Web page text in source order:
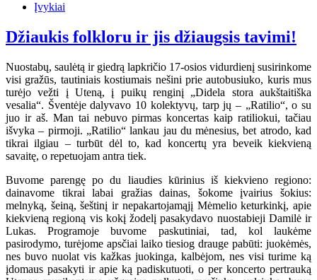
Įvykiai
Džiaukis folkloru ir jis džiaugsis tavimi!
Nuostabų, saulėtą ir giedrą lapkričio 17-osios vidurdienį susirinkome
visi gražūs, tautiniais kostiumais nešini prie autobusiuko, kuris mus
turėjo vežti į Uteną, į puikų renginį „Didela stora aukštaitiška
vesalia“. Šventėje dalyvavo 10 kolektyvų, tarp jų – „Ratilio“, o su
juo ir aš. Man tai nebuvo pirmas koncertas kaip ratiliokui, tačiau
išvyka – pirmoji. „Ratilio“ lankau jau du mėnesius, bet atrodo, kad
tikrai ilgiau – turbūt dėl to, kad koncertų yra beveik kiekvieną
savaitę, o repetuojam antra tiek.
Buvome parengę po du liaudies kūrinius iš kiekvieno regiono:
dainavome tikrai labai gražias dainas, šokome įvairius šokius:
melnyką, šeiną, šeštinį ir nepakartojamąjį Mėmelio keturkinkį, apie
kiekvieną regioną vis kokį žodelį pasakydavo nuostabieji Damilė ir
Lukas. Programoje buvome paskutiniai, tad, kol laukėme
pasirodymo, turėjome apsčiai laiko tiesiog drauge pabūti: juokėmės,
nes buvo nuolat vis kažkas juokinga, kalbėjom, nes visi turime ką
įdomaus pasakyti ir apie ką padiskutuoti, o per koncerto pertrauką